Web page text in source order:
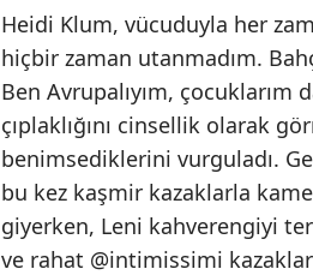
Heidi Klum, vücuduyla her
hiçbir zaman utanmadım.
Ben Avrupalıyım,
çıplaklığını cinsellik olarak
benimsediklerini vurguladı.
bu kez kaşmir kazaklarla
giyerken, Leni kahverengiyi
ve rahat @intimissimi